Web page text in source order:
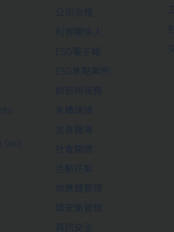
Unit
公司治理
利害關係人
ESG電子報
ESG焦點案例
創新與服務
永續環境
友善職場
社會關懷
活動花絮
供應鏈管理
環安衛管理
資訊安全